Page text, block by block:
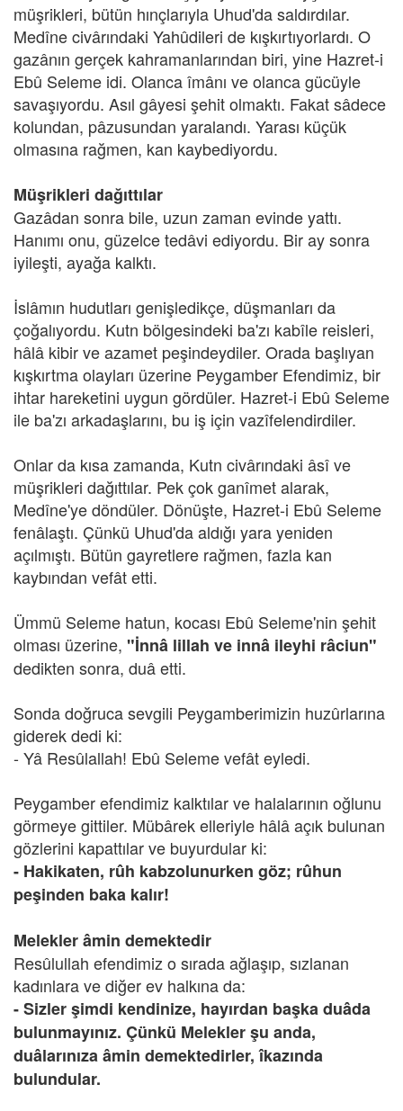
müşrikleri, bütün hınçlarıyla Uhud'da saldırdılar.
Medîne civârındaki Yahûdileri de kışkırtıyorlardı. O
gazânın gerçek kahramanlarından biri, yine Hazret-i
Ebû Seleme idi. Olanca îmânı ve olanca gücüyle
savaşıyordu. Asıl gâyesi şehit olmaktı. Fakat sâdece
kolundan, pâzusundan yaralandı. Yarası küçük
olmasına rağmen, kan kaybediyordu.
Müşrikleri dağıttılar
Gazâdan sonra bile, uzun zaman evinde yattı.
Hanımı onu, güzelce tedâvi ediyordu. Bir ay sonra
iyileşti, ayağa kalktı.
İslâmın hudutları genişledikçe, düşmanları da
çoğalıyordu. Kutn bölgesindeki ba'zı kabîle reisleri,
hâlâ kibir ve azamet peşindeydiler. Orada başlıyan
kışkırtma olayları üzerine Peygamber Efendimiz, bir
ihtar hareketini uygun gördüler. Hazret-i Ebû Seleme
ile ba'zı arkadaşlarını, bu iş için vazîfelendirdiler.
Onlar da kısa zamanda, Kutn civârındaki âsî ve
müşrikleri dağıttılar. Pek çok ganîmet alarak,
Medîne'ye döndüler. Dönüşte, Hazret-i Ebû Seleme
fenâlaştı. Çünkü Uhud'da aldığı yara yeniden
açılmıştı. Bütün gayretlere rağmen, fazla kan
kaybından vefât etti.
Ümmü Seleme hatun, kocası Ebû Seleme'nin şehit
olması üzerine, "İnnâ lillah ve innâ ileyhi râciun"
dedikten sonra, duâ etti.
Sonda doğruca sevgili Peygamberimizin huzûrlarına
giderek dedi ki:
- Yâ Resûlallah! Ebû Seleme vefât eyledi.
Peygamber efendimiz kalktılar ve halalarının oğlunu
görmeye gittiler. Mübârek elleriyle hâlâ açık bulunan
gözlerini kapattılar ve buyurdular ki:
- Hakikaten, rûh kabzolunurken göz; rûhun
peşinden baka kalır!
Melekler âmin demektedir
Resûlullah efendimiz o sırada ağlaşıp, sızlanan
kadınlara ve diğer ev halkına da:
- Sizler şimdi kendinize, hayırdan başka duâda
bulunmayınız. Çünkü Melekler şu anda,
duâlarınıza âmin demektedirler, îkazında
bulundular.